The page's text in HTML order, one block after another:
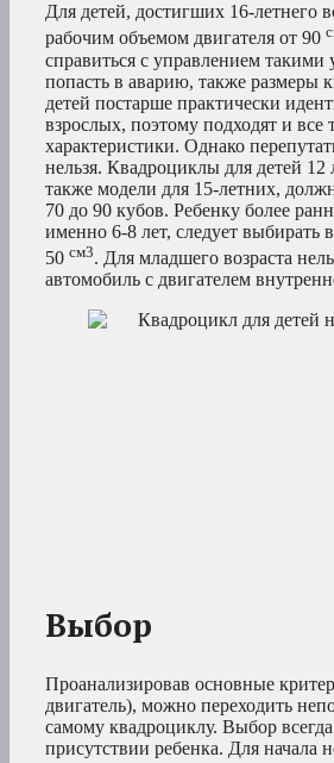
Для детей, достигших 16-летнего
рабочим объемом двигателя от 90
справиться с управлением такими
попасть в аварию, также размеры
детей постарше практически
взрослых, поэтому подходят и все
характеристики. Однако
нельзя. Квадроциклы для детей 12
также модели для 15-летних,
70 до 90 кубов. Ребенку более
именно 6-8 лет, следует выбирать
50 см3. Для младшего возраста
автомобиль с двигателем
Выбор
Проанализировав основные
двигатель), можно переходить
самому квадроциклу. Выбор
присутствии ребенка. Для начала